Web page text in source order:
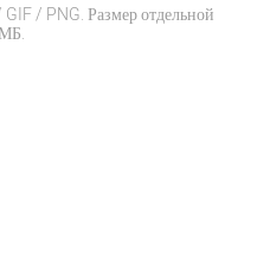
/ PNG. Размер отдельной